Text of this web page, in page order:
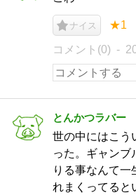
ナイス ★1
コメント(0)
とんかつラバー
世の中にはこう
った。ギャンブ
りる事なんて
れまくってると